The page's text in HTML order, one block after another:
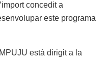
concedit a
este programa
està dirigit a la